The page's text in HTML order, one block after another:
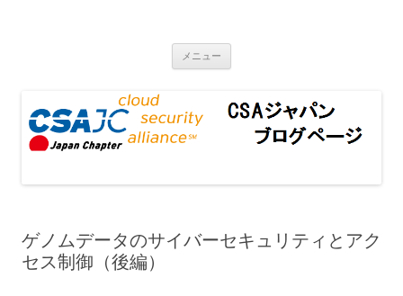
メニュー
ゲノムデータのサイバーセキュリティとアク
セス制御（後編）